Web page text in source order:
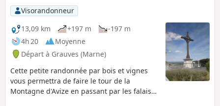
Visorandonneur
13,09 km
+197 m
-197 m
4h 20
Moyenne
Départ à Grauves (Marne)
Cette petite randonnée par bois et vignes
vous permettra de faire le tour de la
Montagne d'Avize en passant par les falaises